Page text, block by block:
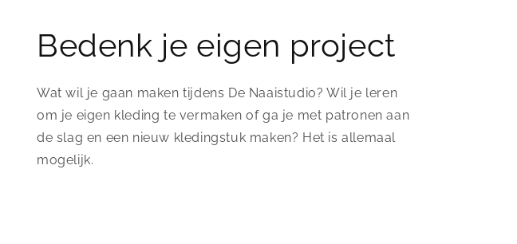
Bedenk je eigen project
Wat wil je gaan maken tijdens De Naaistudio? Wil je leren
om je eigen kleding te vermaken of ga je met patronen aan
de slag en een nieuw kledingstuk maken? Het is allemaal
mogelijk.